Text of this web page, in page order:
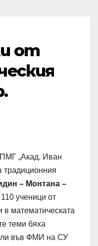
от
„Акад. Иван
традиционния
– Монтана –
ученици от
в математическата
теми бяха
във ФМИ на СУ